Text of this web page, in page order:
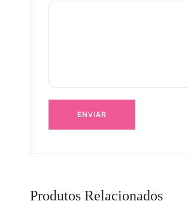
Produtos Relacionados